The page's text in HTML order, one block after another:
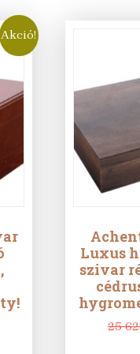
Akció!
Luxus
szivar
25